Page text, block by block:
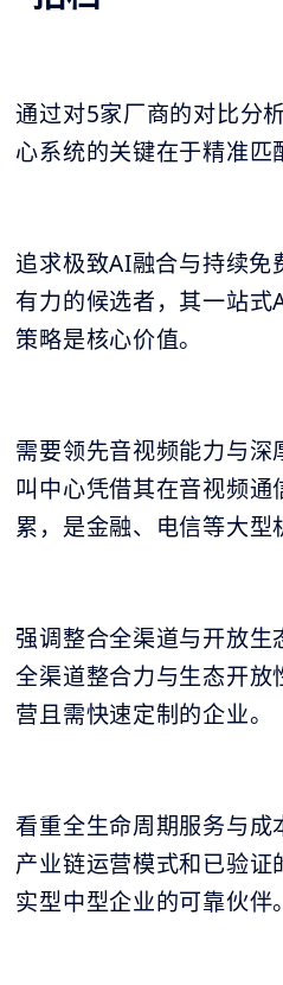
通过对5家厂商的对比分
心系统的关键在于精准匹
追求极致AI融合与持续免
有力的候选者，其一站
策略是核心价值。
需要领先音视频能力与
叫中心凭借其在音视频
累，是金融、电信等大型
强调整合全渠道与开放生
全渠道整合力与生态开
营且需快速定制的企业。
看重全生命周期服务与
产业链运营模式和已验证
实型中型企业的可靠伙伴。